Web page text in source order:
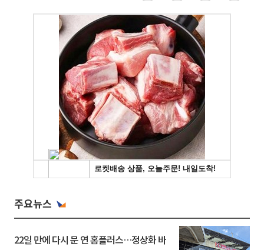
주요뉴스
22일 만에 다시 문 연 홈플러스…정상화 바